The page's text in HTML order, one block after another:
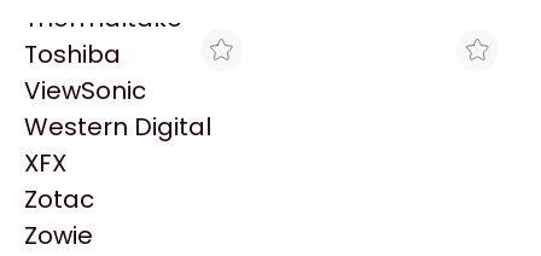
Thermaltake
Toshiba
ViewSonic
Western Digital
XFX
Zotac
Zowie
HP 410A YELLOW